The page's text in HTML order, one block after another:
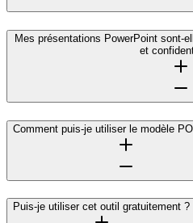
Mes présentations PowerPoint sont-
et
Comment puis-je utiliser le modèle
Puis-je utiliser cet outil gratuitement ?